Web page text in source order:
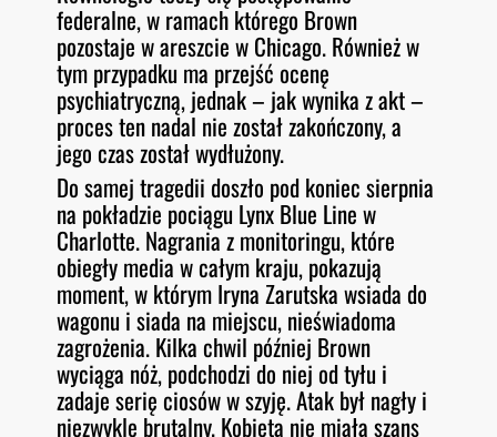
federalne, w ramach którego Brown
pozostaje w areszcie w Chicago. Również w
tym przypadku ma przejść ocenę
psychiatryczną, jednak – jak wynika z akt –
proces ten nadal nie został zakończony, a
jego czas został wydłużony.
Do samej tragedii doszło pod koniec sierpnia
na pokładzie pociągu Lynx Blue Line w
Charlotte. Nagrania z monitoringu, które
obiegły media w całym kraju, pokazują
moment, w którym Iryna Zarutska wsiada do
wagonu i siada na miejscu, nieświadoma
zagrożenia. Kilka chwil później Brown
wyciąga nóż, podchodzi do niej od tyłu i
zadaje serię ciosów w szyję. Atak był nagły i
niezwykle brutalny. Kobieta nie miała szans